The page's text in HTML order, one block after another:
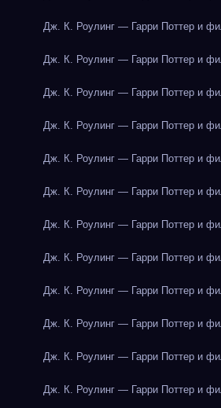
Дж. К. Роулинг — Гарри Поттер и
Дж. К. Роулинг — Гарри Поттер и
Дж. К. Роулинг — Гарри Поттер и
Дж. К. Роулинг — Гарри Поттер и
Дж. К. Роулинг — Гарри Поттер и
Дж. К. Роулинг — Гарри Поттер и
Дж. К. Роулинг — Гарри Поттер и
Дж. К. Роулинг — Гарри Поттер и
Дж. К. Роулинг — Гарри Поттер и
Дж. К. Роулинг — Гарри Поттер и
Дж. К. Роулинг — Гарри Поттер и
Дж. К. Роулинг — Гарри Поттер и